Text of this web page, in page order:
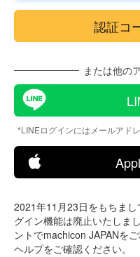
または他の
*LINEログインにはメールアド
2021年11月23日をもちま
グイン機能は廃止いたしま
ントでmachicon JAPANを
ヘルプをご確認ください。